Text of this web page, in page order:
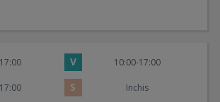
V 10:00-17:00
S Inchis